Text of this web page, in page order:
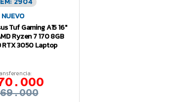
NUEVO
Tuf Gaming A15 16″
Ryzen 7 170 8GB
RTX 3050 Laptop